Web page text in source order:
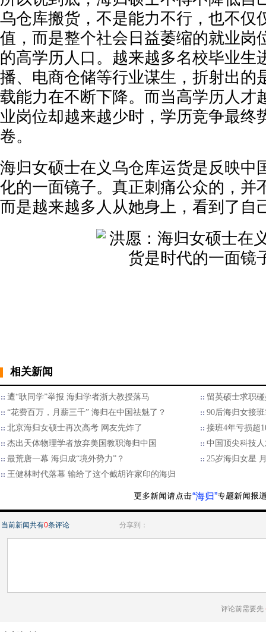
乌仓库搬货，不是能力不行，也不仅
值，而是整个社会日益萎缩的就业岗
的高学历人口。越来越多名校毕业生
播、电商仓储等行业谋生，折射出的
载能力在不断下降。而当高学历人才
业岗位却越来越少时，学历竞争最终
卷。
海归女硕士在义乌仓库运货是反映中
化的一面镜子。真正刺痛公众的，并
而是越来越多人从她身上，看到了自
相关新闻
遭“耿同学”举报 海归学者浙大教授落马
留英硕士求职
“花费百万，月薪三千” 海归在中国祛魅了？
90后海归女接
北京海归女硕士再次高考 网友先炸了
接班4年亏损超
杰出天体物理学者放弃美国教职海归中国
中国顶尖科技
最荒唐一幕 海归成“境外势力”？
25岁海归女星
王健林时代落幕 输给了这个截胡许家印的海归
“海归”
当前新闻共有0条评论 分享到：
评论前需要先